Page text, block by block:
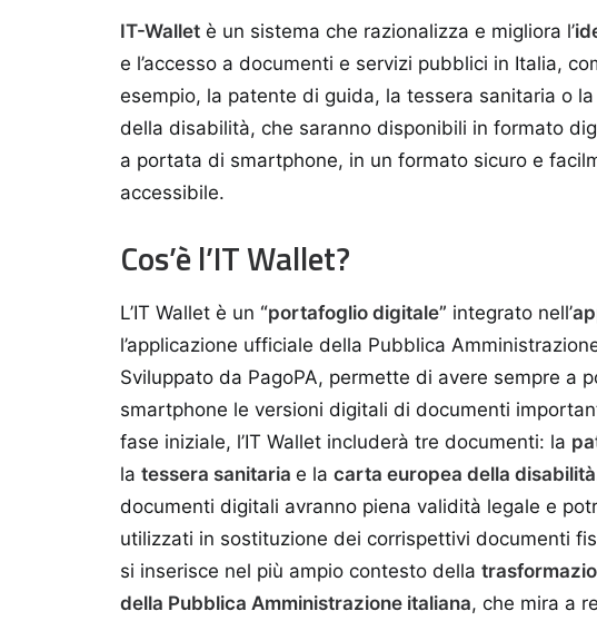
IT-Wallet è un sistema che razionalizza e migliora l’
e l’accesso a documenti e servizi pubblici in Italia,
esempio, la patente di guida, la tessera sanitaria o
della disabilità, che saranno disponibili in formato
a portata di smartphone, in un formato sicuro e
accessibile.
Cos’è l’IT Wallet?
L’IT Wallet è un “portafoglio digitale” integrato nell’
l’applicazione ufficiale della Pubblica
Sviluppato da PagoPA, permette di avere sempre a
smartphone le versioni digitali di documenti
fase iniziale, l’IT Wallet includerà tre documenti: la
la tessera sanitaria e la carta europea della disabilità
documenti digitali avranno piena validità legale e
utilizzati in sostituzione dei corrispettivi documenti
si inserisce nel più ampio contesto della
della Pubblica Amministrazione italiana, che mira a